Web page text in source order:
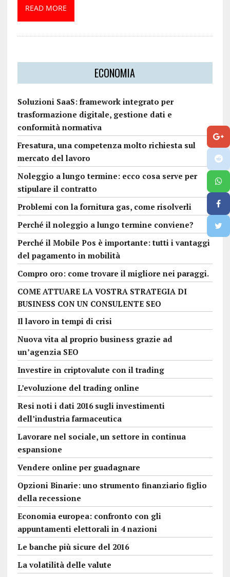
READ MORE
ECONOMIA
Soluzioni SaaS: framework integrato per
trasformazione digitale, gestione dati e
conformità normativa
Fresatura, una competenza molto richiesta sul
mercato del lavoro
Noleggio a lungo termine: ecco cosa serve per
stipulare il contratto
Problemi con la fornitura gas, come risolverli
Perché il noleggio a lungo termine conviene?
Perché il Mobile Pos è importante: tutti i vantaggi
del pagamento in mobilità
Compro oro: come trovare il migliore nei paraggi.
COME ATTUARE LA VOSTRA STRATEGIA DI
BUSINESS CON UN CONSULENTE SEO
Il lavoro in tempi di crisi
Nuova vita al proprio business grazie ad
un’agenzia SEO
Investire in criptovalute con il trading
L’evoluzione del trading online
Resi noti i dati 2016 sugli investimenti
dell’industria farmaceutica
Lavorare nel sociale, un settore in continua
espansione
Vendere online per guadagnare
Opzioni Binarie: uno strumento finanziario figlio
della recessione
Economia europea: confronto con gli
appuntamenti elettorali in 4 nazioni
Le banche più sicure del 2016
La volatilità delle valute